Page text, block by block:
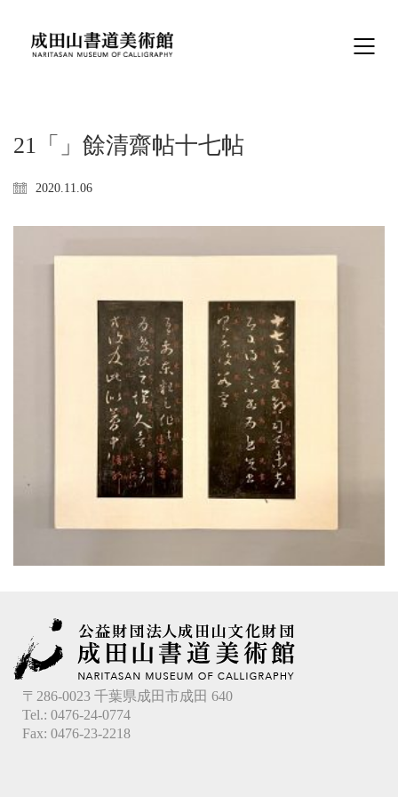
21「」餘清齋帖十七帖
2020.11.06
〒286-0023 千葉県成田市成田 640
Tel.: 0476-24-0774
Fax: 0476-23-2218